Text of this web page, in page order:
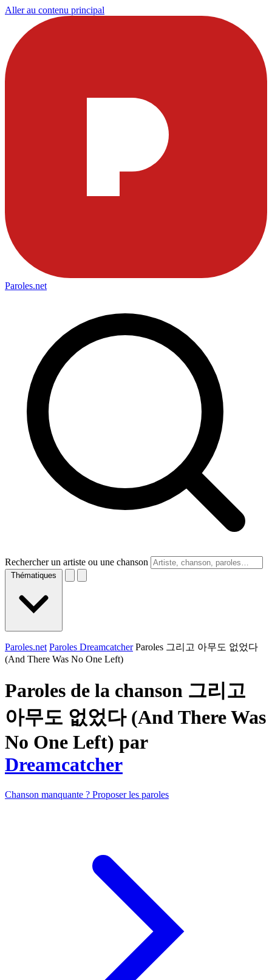
Aller au contenu principal
Paroles.net
Rechercher un artiste ou une chanson
Thématiques
Paroles.net Paroles Dreamcatcher Paroles 그리고 아무도 없었다
(And There Was No One Left)
Paroles de la chanson 그리고
아무도 없었다 (And There Was
No One Left) par
Dreamcatcher
Chanson manquante ? Proposer les paroles